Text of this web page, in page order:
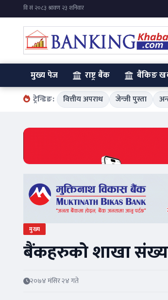
मुख्य पेज राष्ट्र बैंक बैंकिङ
ट्रेन्डिङ: वित्तीय अपराध जेन्जी पुस्ता
मुख्य
बैंकहरुको शाखा
२०७४ मंसिर २४ गते